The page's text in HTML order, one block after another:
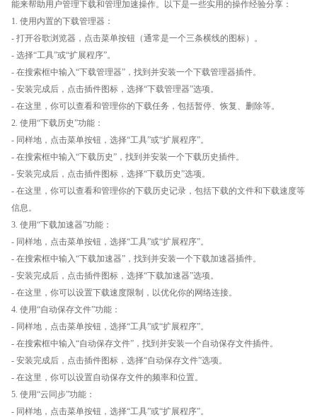
能来帮助用户管理下载和管理加速操作。以下是一些实用的操作经验分享：
1. 使用内置的下载管理器：
- 打开谷歌浏览器，点击菜单按钮（通常是一个三条横线的图标）。
- 选择“工具”或“扩展程序”。
- 在搜索框中输入“下载管理器”，找到并安装一个下载管理器插件。
- 安装完成后，点击插件图标，选择“下载管理器”选项。
- 在这里，你可以查看和管理你的下载任务，包括暂停、恢复、删除等。
2. 使用“下载历史”功能：
- 同样地，点击菜单按钮，选择“工具”或“扩展程序”。
- 在搜索框中输入“下载历史”，找到并安装一个下载历史插件。
- 安装完成后，点击插件图标，选择“下载历史”选项。
- 在这里，你可以查看和管理你的下载历史记录，包括下载的文件和下载速度等
信息。
3. 使用“下载加速器”功能：
- 同样地，点击菜单按钮，选择“工具”或“扩展程序”。
- 在搜索框中输入“下载加速器”，找到并安装一个下载加速器插件。
- 安装完成后，点击插件图标，选择“下载加速器”选项。
- 在这里，你可以设置下载速度限制，以优化你的网络连接。
4. 使用“自动保存文件”功能：
- 同样地，点击菜单按钮，选择“工具”或“扩展程序”。
- 在搜索框中输入“自动保存文件”，找到并安装一个自动保存文件插件。
- 安装完成后，点击插件图标，选择“自动保存文件”选项。
- 在这里，你可以设置自动保存文件的频率和位置。
5. 使用“云同步”功能：
- 同样地，点击菜单按钮，选择“工具”或“扩展程序”。